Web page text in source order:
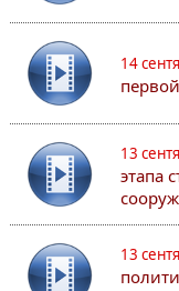
14
13
этапа
13